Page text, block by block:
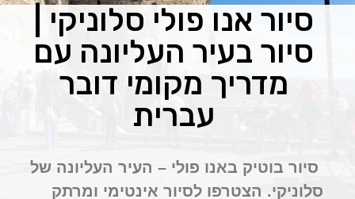
סיור אנו פולי סלוניקי |
סיור בעיר העליונה עם
מדריך מקומי דובר
עברית
סיור בוטיק באנו פולי – העיר העליונה של
סלוניקי. הצטרפו לסיור אינטימי ומרתק